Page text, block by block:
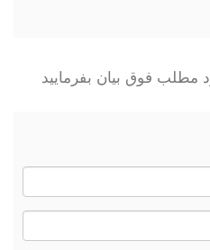
مطلب فوق بیان بفرمایید